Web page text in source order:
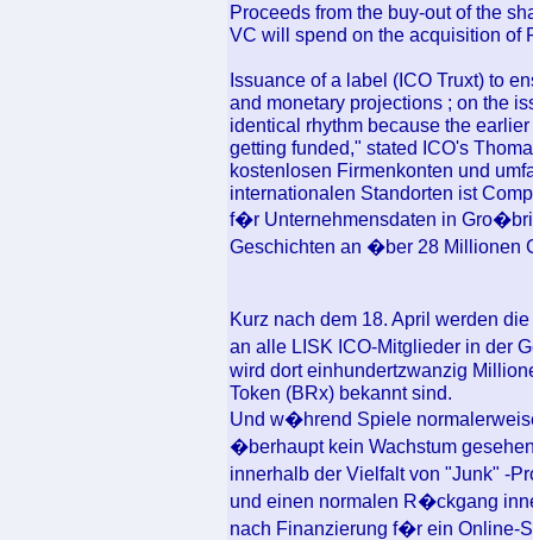
Proceeds from the buy-out of the
VC will spend on the acquisition of
Issuance of a label (ICO Truxt) to
and monetary projections ; on the
identical rhythm because the
getting funded," stated ICO's
kostenlosen Firmenkonten und
internationalen Standorten ist
f�r Unternehmensdaten in
Geschichten an �ber 28 Millionen
Kurz nach dem 18. April werden
an alle LISK ICO-Mitglieder in der
wird dort einhundertzwanzig
Token (BRx) bekannt sind.
Und w�hrend Spiele
�berhaupt kein Wachstum
innerhalb der Vielfalt von "Junk" -
und einen normalen R�ckgang
nach Finanzierung f�r ein Online-